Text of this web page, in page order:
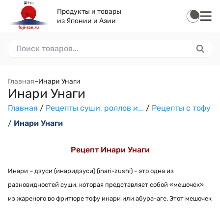
Продукты и товары
из Японии и Азии
Главная–Инари Унаги
Инари Унаги
Главная / Рецепты суши, роллов и... / Рецепты с тофу
/ Инари Унаги
Рецепт Инари Унаги
Инари – дзуси (инаридзуси) (inari-zushi) - это одна из
разновидностей суши, которая представляет собой «мешочек»
из жареного во фритюре тофу инари или абура-аге. Этот мешочек